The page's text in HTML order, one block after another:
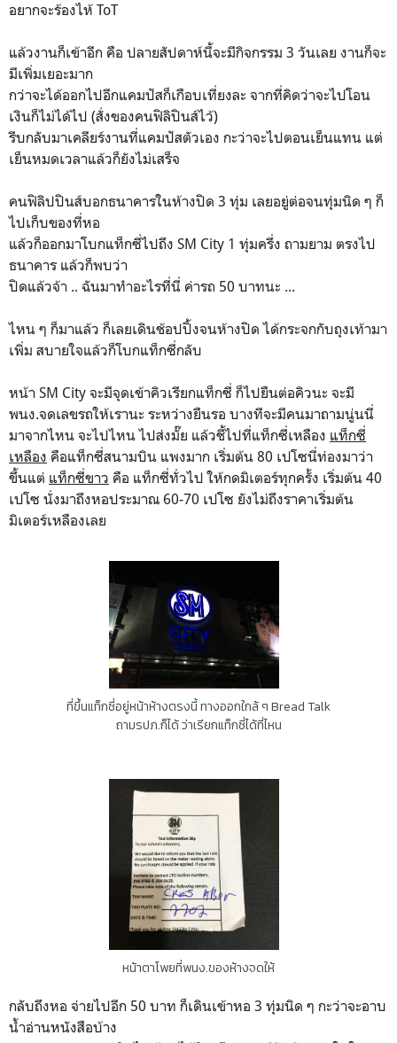
อยากจะร้องไห้ ToT
แล้วงานก็เข้าอีก คือ ปลายสัปดาห์นี้จะมีกิจกรรม 3 วันเลย งานก็จะ
มีเพิ่มเยอะมาก
กว่าจะได้ออกไปอีกแคมปัสก็เกือบเที่ยงละ จากที่คิดว่าจะไปโอน
เงินก็ไม่ได้ไป (สั่งของคนฟิลิปินส์ไว้)
รีบกลับมาเคลียร์งานที่แคมปัสตัวเอง กะว่าจะไปตอนเย็นแทน แต่
เย็นหมดเวลาแล้วก็ยังไม่เสร็จ
คนฟิลิปปินส์บอกธนาคารในห้างปิด 3 ทุ่ม เลยอยู่ต่อจนทุ่มนิด ๆ ก็
ไปเก็บของที่หอ
แล้วก็ออกมาโบกแท็กซี่ไปถึง SM City 1 ทุ่มครึ่ง ถามยาม ตรงไป
ธนาคาร แล้วก็พบว่า
ปิดแล้วจ้า .. ฉันมาทำอะไรที่นี่ ค่ารถ 50 บาทนะ ...
ไหน ๆ ก็มาแล้ว ก็เลยเดินช้อปปิ้งจนห้างปิด ได้กระจกกับถุงเท้ามา
เพิ่ม สบายใจแล้วก็โบกแท็กซี่กลับ
หน้า SM City จะมีจุดเข้าคิวเรียกแท็กซี่ ก็ไปยืนต่อคิวนะ จะมี
พนง.จดเลขรถให้เรานะ ระหว่างยืนรอ บางทีจะมีคนมาถามนู่นนี่
มาจากไหน จะไปไหน ไปส่งมั๊ย แล้วชี้ไปที่แท็กซี่เหลือง แท็กซี่
เหลือง คือแท็กซี่สนามบิน แพงมาก เริ่มต้น 80 เปโซนี่ท่องมาว่า
ขึ้นแต่ แท็กซี่ขาว คือ แท็กซี่ทั่วไป ให้กดมิเตอร์ทุกครั้ง เริ่มต้น 40
เปโซ นั่งมาถึงหอประมาณ 60-70 เปโซ ยังไม่ถึงราคาเริ่มต้น
มิเตอร์เหลืองเลย
ที่ขึ้นแท็กซี่อยู่หน้าห้างตรงนี้ ทางออกใกล้ ๆ Bread Talk
ถามรปภ.ก็ได้ ว่าเรียกแท็กซี่ได้ที่ไหน
หน้าตาโพยที่พนง.ของห้างจดให้
กลับถึงหอ จ่ายไปอีก 50 บาท ก็เดินเข้าหอ 3 ทุ่มนิด ๆ กะว่าจะอาบ
น้ำอ่านหนังสือบ้าง